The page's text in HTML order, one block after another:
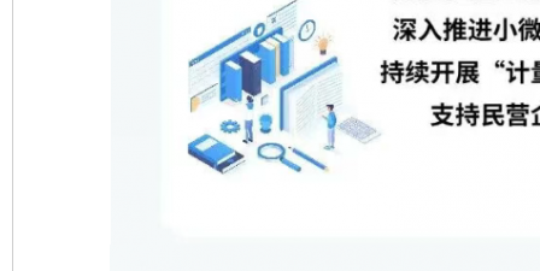
东山县通报“牛蛙产品抗生素超标问题” 法